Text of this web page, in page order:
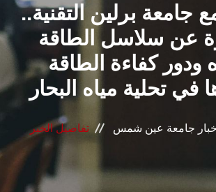
الشئون الأكاديمية
البحث العلمي
الرعاية الصحية
المراكز والوحدات
الأنظمة الذكية
جامعة برلين التقنية..
عن سلاسل الطاقة
ودور كفاءة الطاقة
في تحلية مياه البحار
جامعة عين شمس تفاصيل الخبر